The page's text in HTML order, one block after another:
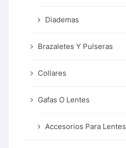
Diademas
Brazaletes Y Pulseras
Collares
Gafas O Lentes
Accesorios Para Lentes